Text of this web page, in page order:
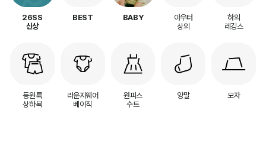
26SS
신상
BEST BABY
아우터
상의
하의
레깅스
등원룩
상하복
라운지웨어
베이직
원피스
수트
양말 모자